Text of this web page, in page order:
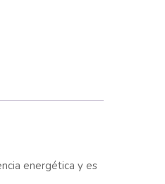
energética y es